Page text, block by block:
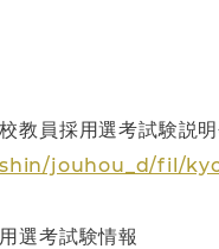
教員採用選考試験説
jouhou_d/fil/
選考試験情報